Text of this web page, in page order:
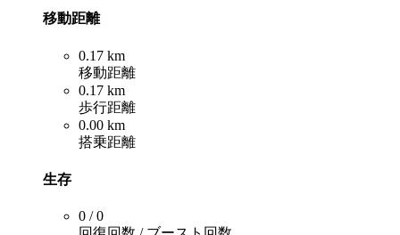
移動距離
0.17 km
移動距離
0.17 km
歩行距離
0.00 km
搭乗距離
生存
0 / 0